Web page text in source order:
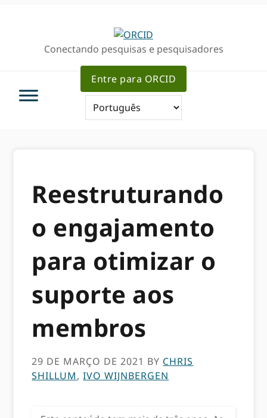
navegaçãoConectando pesquisas e pesquisadores
Entre para ORCID
Reestruturando
o engajamento
para otimizar o
suporte aos
membros
29 DE MARÇO DE 2021 BY CHRIS
SHILLUM,IVO WIJNBERGEN